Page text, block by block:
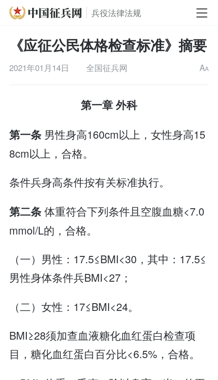
兵役法律法规
《应征公民体格检查标准》摘要
2021年01月14日 全国征兵网 AA
第一章 外科
第一条 男性身高160cm以上，女性身高15
8cm以上，合格。
条件兵身高条件按有关标准执行。
第二条体重符合下列条件且空腹血糖<7.0
mmol/L的，合格。
（一）男性：17.5≤BMI<30，其中：17.5≤
男性身体条件兵BMI<27；
（二）女性：17≤BMI<24。
BMI≥28须加查血液糖化血红蛋白检查项
目，糖化血红蛋白百分比<6.5%，合格。